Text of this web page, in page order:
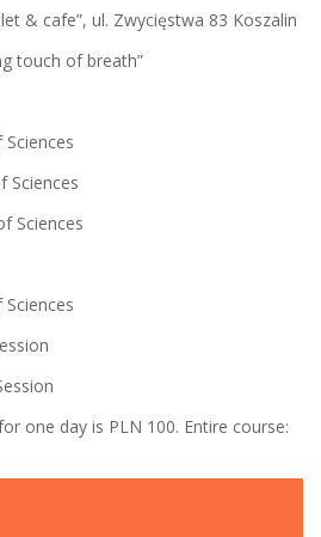
& cafe”, ul. Zwycięstwa 83 Koszalin
touch of breath”
Sciences
Sciences
one day is PLN 100. Entire course: